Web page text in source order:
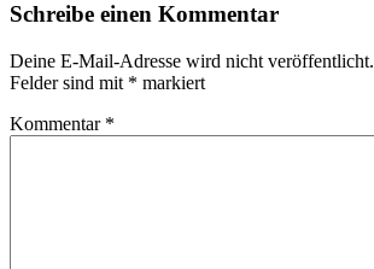
Schreibe einen Kommentar
Deine E-Mail-Adresse wird nicht veröffentlicht.
Felder sind mit * markiert
Kommentar *